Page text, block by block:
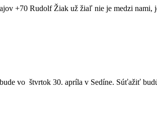
+70 Rudolf Žiak už žiaľ nie je medzi
vo štvrtok 30. apríla v Sedíne. Súťažiť